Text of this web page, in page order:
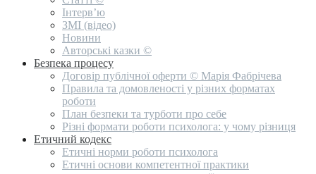
Інтерв’ю
ЗМІ (відео)
Новини
Авторські казки ©
Безпека процесу
Договір публічної оферти © Марія Фабрічева
Правила та домовленості у різних форматах
роботи
План безпеки та турботи про себе
Різні формати роботи психолога: у чому різниця
Етичний кодекс
Етичні норми роботи психолога
Етичні основи компетентної практики